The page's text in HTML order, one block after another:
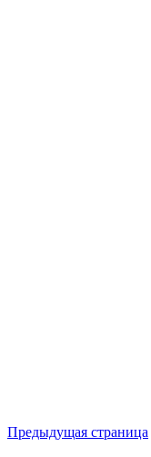
Предыдущая страница